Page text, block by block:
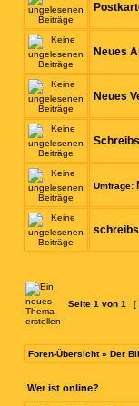
Neues
Neues
Umfrage:
Seite 1 von 1 [
Foren-Übersicht» Der
Wer ist online?